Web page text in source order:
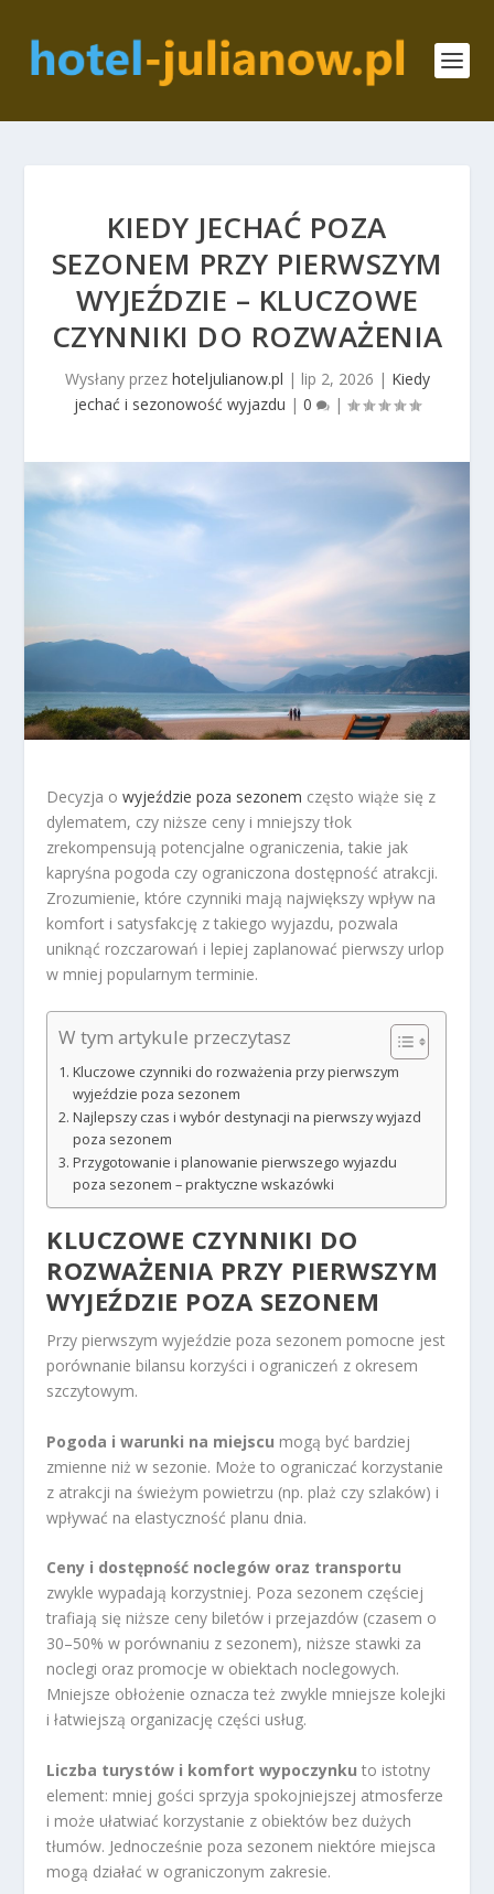
KIEDY JECHAĆ POZA
SEZONEM PRZY PIERWSZYM
WYJEŹDZIE – KLUCZOWE
CZYNNIKI DO ROZWAŻENIA
Wysłany przez hoteljulianow.pl | lip 2, 2026 | Kiedy
jechać i sezonowość wyjazdu | 0 |
Decyzja owyjeździe poza sezonem często wiąże się z
dylematem, czy niższe ceny i mniejszy tłok
zrekompensują potencjalne ograniczenia, takie jak
kapryśna pogoda czy ograniczona dostępność atrakcji.
Zrozumienie, które czynniki mają największy wpływ na
komfort i satysfakcję z takiego wyjazdu, pozwala
uniknąć rozczarowań i lepiej zaplanować pierwszy urlop
w mniej popularnym terminie.
W tym artykule przeczytasz
Kluczowe czynniki do rozważenia przy pierwszym
wyjeździe poza sezonem
Najlepszy czas i wybór destynacji na pierwszy wyjazd
poza sezonem
Przygotowanie i planowanie pierwszego wyjazdu
poza sezonem – praktyczne wskazówki
KLUCZOWE CZYNNIKI DO
ROZWAŻENIA PRZY PIERWSZYM
WYJEŹDZIE POZA SEZONEM
Przy pierwszym wyjeździe poza sezonem pomocne jest
porównanie bilansu korzyści i ograniczeń z okresem
szczytowym.
Pogoda i warunki na miejscu mogą być bardziej
zmienne niż w sezonie. Może to ograniczać korzystanie
z atrakcji na świeżym powietrzu (np. plaż czy szlaków) i
wpływać na elastyczność planu dnia.
Ceny i dostępność noclegów oraz transportu
zwykle wypadają korzystniej. Poza sezonem częściej
trafiają się niższe ceny biletów i przejazdów (czasem o
30–50% w porównaniu z sezonem), niższe stawki za
noclegi oraz promocje w obiektach noclegowych.
Mniejsze obłożenie oznacza też zwykle mniejsze kolejki
i łatwiejszą organizację części usług.
Liczba turystów i komfort wypoczynku to istotny
element: mniej gości sprzyja spokojniejszej atmosferze
i może ułatwiać korzystanie z obiektów bez dużych
tłumów. Jednocześnie poza sezonem niektóre miejsca
mogą działać w ograniczonym zakresie.